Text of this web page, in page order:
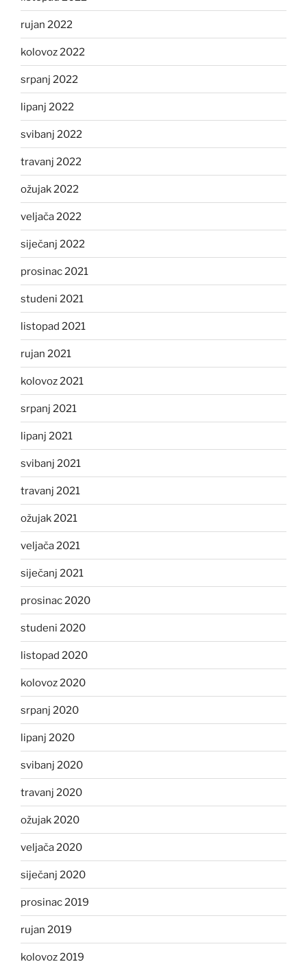
rujan 2022
kolovoz 2022
srpanj 2022
lipanj 2022
svibanj 2022
travanj 2022
ožujak 2022
veljača 2022
siječanj 2022
prosinac 2021
studeni 2021
listopad 2021
rujan 2021
kolovoz 2021
srpanj 2021
lipanj 2021
svibanj 2021
travanj 2021
ožujak 2021
veljača 2021
siječanj 2021
prosinac 2020
studeni 2020
listopad 2020
kolovoz 2020
srpanj 2020
lipanj 2020
svibanj 2020
travanj 2020
ožujak 2020
veljača 2020
siječanj 2020
prosinac 2019
rujan 2019
kolovoz 2019